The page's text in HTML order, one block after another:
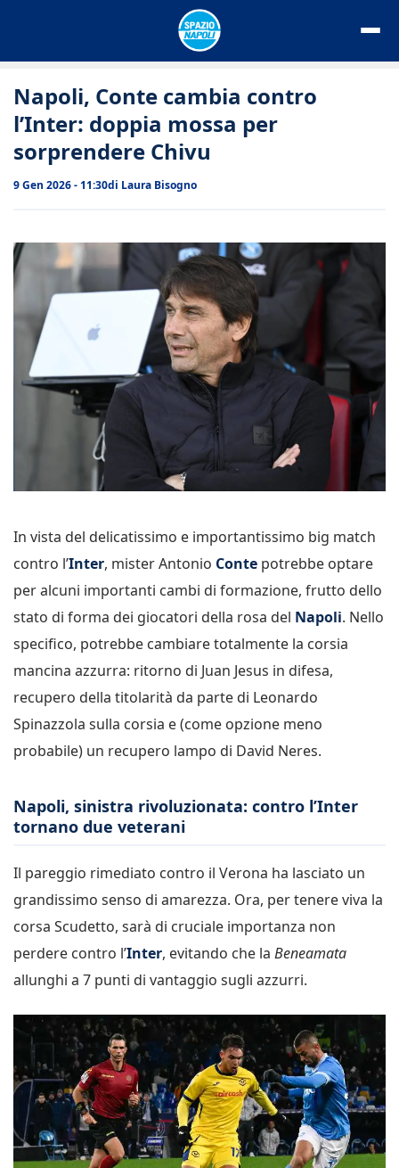
Napoli, Conte cambia contro
l’Inter: doppia mossa per
sorprendere Chivu
9 Gen 2026 - 11:30di Laura Bisogno
In vista del delicatissimo e importantissimo big match
contro l’Inter, mister Antonio Conte potrebbe optare
per alcuni importanti cambi di formazione, frutto dello
stato di forma dei giocatori della rosa del Napoli. Nello
specifico, potrebbe cambiare totalmente la corsia
mancina azzurra: ritorno di Juan Jesus in difesa,
recupero della titolarità da parte di Leonardo
Spinazzola sulla corsia e (come opzione meno
probabile) un recupero lampo di David Neres.
Napoli, sinistra rivoluzionata: contro l’Inter
tornano due veterani
Il pareggio rimediato contro il Verona ha lasciato un
grandissimo senso di amarezza. Ora, per tenere viva la
corsa Scudetto, sarà di cruciale importanza non
perdere contro l’Inter, evitando che la Beneamata
allunghi a 7 punti di vantaggio sugli azzurri.